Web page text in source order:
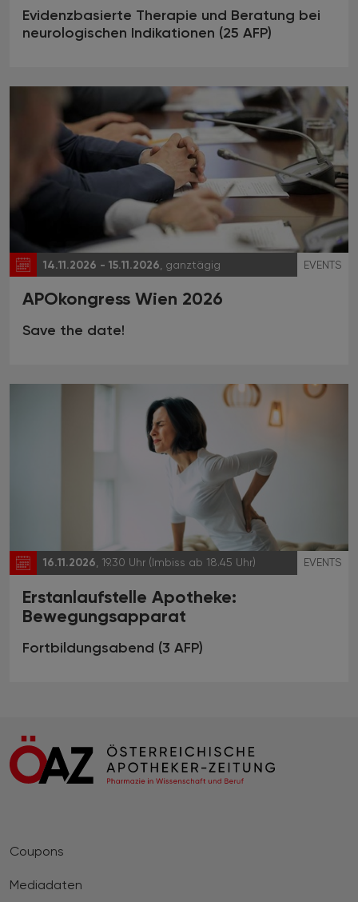
Evidenzbasierte Therapie und Beratung bei
neurologischen Indikationen (25 AFP)
14.11.2026 - 15.11.2026 , ganztägig EVENTS
APOkongress Wien 2026
Save the date!
16.11.2026, 19.30 Uhr (Imbiss ab 18.45 Uhr) EVENTS
Erstanlaufstelle Apotheke:
Bewegungsapparat
Fortbildungsabend (3 AFP)
Coupons
Mediadaten